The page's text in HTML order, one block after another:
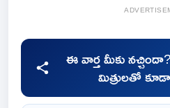
ఈ వార్త మీకు
మిత్రులతో